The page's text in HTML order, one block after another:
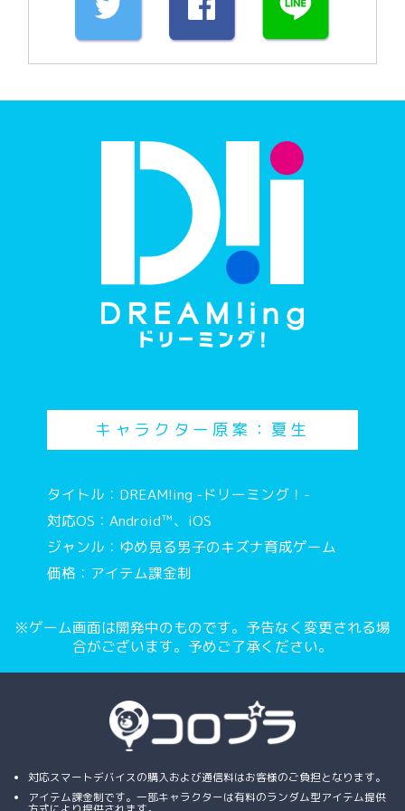
キャラクター原案：夏生
タイトル：DREAM!ing -ドリーミング！-
対応OS：Android™、iOS
ジャンル：ゆめ見る男子のキズナ育成ゲーム
価格：アイテム課金制
※ゲーム画面は開発中のものです。予告なく変更される場
合がございます。予めご了承ください。
対応スマートデバイスの購入および通信料はお客様のご負担となります。
アイテム課金制です。一部キャラクターは有料のランダム型アイテム提供